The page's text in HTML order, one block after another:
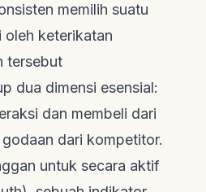
memilih suatu
oleh keterikatan
tersebut
dua dimensi esensial:
dan membeli dari
dari kompetitor.
untuk secara aktif